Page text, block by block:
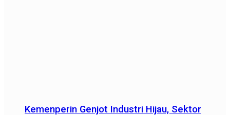
Kemenperin Genjot Industri Hijau, Sektor